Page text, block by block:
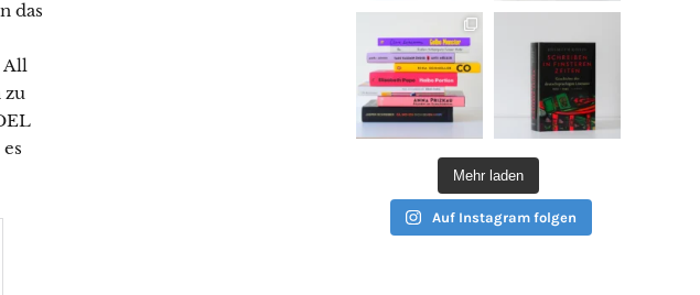
das
All
zu
Mehr laden
Auf Instagram folgen